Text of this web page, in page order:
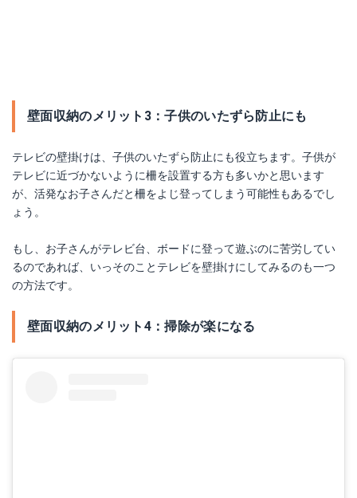
Yahoo!ショッピングで見る
壁面収納のメリット3：子供のいたずら防止にも
テレビの壁掛けは、子供のいたずら防止にも役立ちます。子供が
テレビに近づかないように柵を設置する方も多いかと思います
が、活発なお子さんだと柵をよじ登ってしまう可能性もあるでし
ょう。
もし、お子さんがテレビ台、ボードに登って遊ぶのに苦労してい
るのであれば、いっそのことテレビを壁掛けにしてみるのも一つ
の方法です。
壁面収納のメリット4：掃除が楽になる